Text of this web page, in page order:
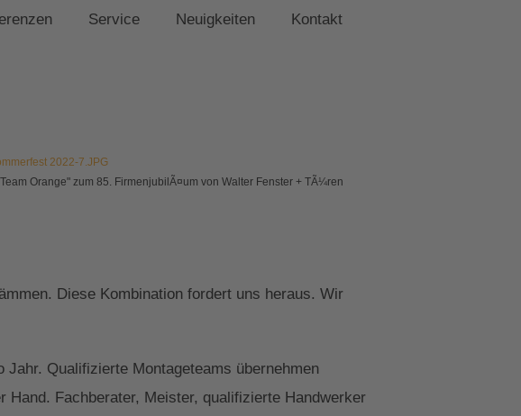
Service Neuigkeiten Kontakt
Orange" zum 85. FirmenjubilÃ¤um von Walter Fenster + TÃ¼ren
Diese Kombination fordert uns heraus. Wir
Qualifizierte Montageteams übernehmen
Fachberater, Meister, qualifizierte Handwerker